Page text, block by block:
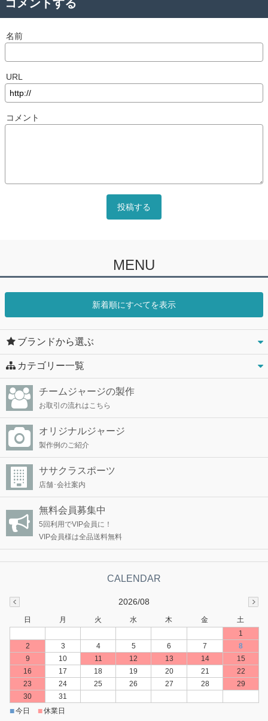
コメントする
名前
URL
コメント
MENU
新着順にすべてを表示
ブランドから選ぶ
カテゴリー一覧
チームジャージの製作
お取引の流れはこちら
オリジナルジャージ
製作例のご紹介
ササクラスポーツ
店舗･会社案内
無料会員募集中
5回利用でVIP会員に！
VIP会員様は全品送料無料
2026/08
日 月 火 水 木 金
土
1
2
3 4 5 6 7
8
9
10 11 12 13 14
15
16
17 18 19 20 21
22
23
24 25 26 27 28
29
30
31
■今日 ■休業日